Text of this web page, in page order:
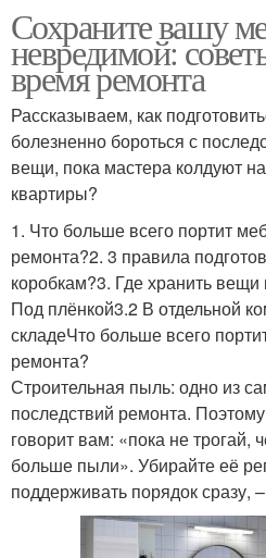
Сохраните вашу
невредимой:
время ремонта
Рассказываем, как
болезненно бороться с
вещи, пока мастера колдуют
квартиры?
1. Что больше всего портит
ремонта?2. 3 правила
коробкам?3. Где хранить
Под плёнкой3.2 В отдельной
складеЧто больше всего
ремонта?
Строительная пыль: одно из
последствий ремонта.
говорит вам: «пока не трогай,
больше пыли». Убирайте её
поддерживать порядок сразу,